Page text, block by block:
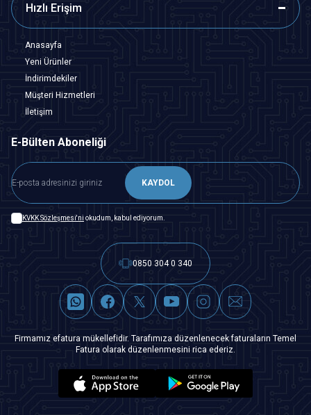
Hızlı Erişim
Anasayfa
Yeni Ürünler
İndirimdekiler
Müşteri Hizmetleri
İletişim
E-Bülten Aboneliği
KAYDOL
KVKK Sözleşmesi'ni okudum, kabul ediyorum.
0850 304 0 340
Firmamız efatura mükellefidir. Tarafımıza düzenlenecek faturaların Temel
Fatura olarak düzenlenmesini rica ederiz.